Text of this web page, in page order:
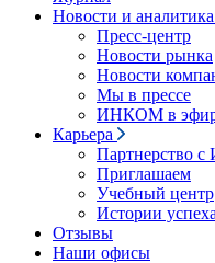
Новости и аналитика
Пресс-центр
Новости рынка
Новости
Мы в прессе
ИНКОМ в
Карьера
Партнерство
Приглашаем
Учебный центр
Истории успеха
Отзывы
Наши офисы